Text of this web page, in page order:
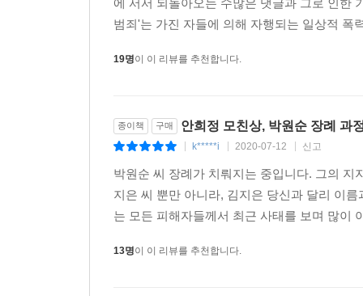
에 서서 되돌아오는 수많은 댓글과 그로 인한
범죄'는 가진 자들에 의해 자행되는 일상적
19명이 이 리뷰를 추천합니다.
종이책 구매 안희정 모친상, 박원순 장례 과
k*****i 2020-07-12 신고
박원순 씨 장례가 치뤄지는 중입니다. 그의
지은 씨 뿐만 아니라, 김지은 당신과 달리 이
는 모든 피해자들께서 최근 사태를 보며 많이
13명이 이 리뷰를 추천합니다.